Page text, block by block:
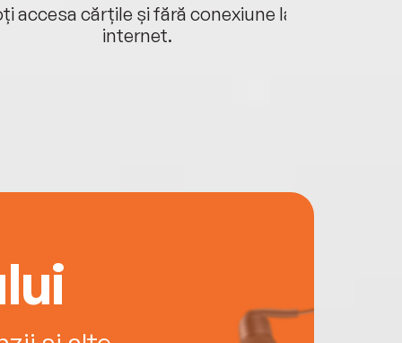
accesa cărțile și fără conexiune la
internet.